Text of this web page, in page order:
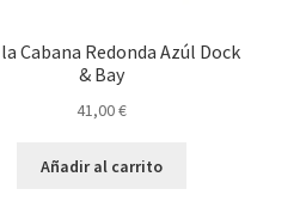
Cabana Redonda Azúl Dock
& Bay
41,00€
Añadir al carrito